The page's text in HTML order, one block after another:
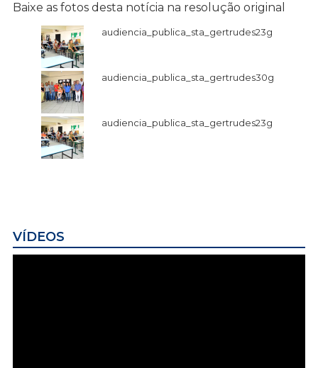
Baixe as fotos desta notícia na resolução original
audiencia_publica_sta_gertrudes23g
audiencia_publica_sta_gertrudes30g
audiencia_publica_sta_gertrudes23g
VÍDEOS